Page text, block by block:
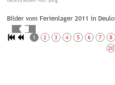
Bilder vom Ferienlager 2011 in
1 2 3 4 5 6 7
8
20